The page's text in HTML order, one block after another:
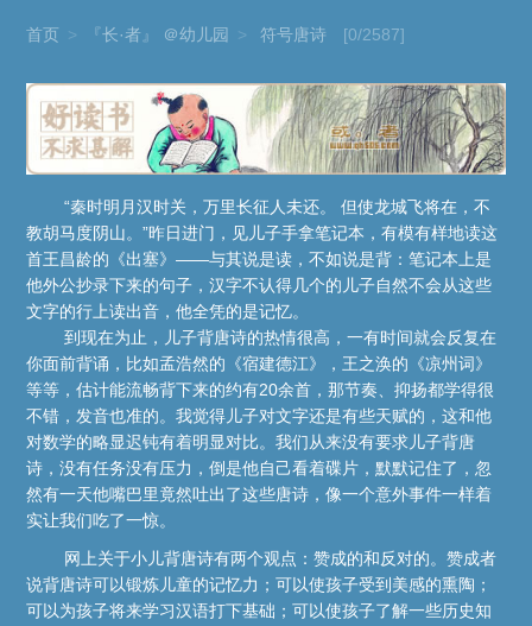
首页 > 『长·者』 ＠幼儿园 > 符号唐诗 [0/2587]
“秦时明月汉时关，万里长征人未还。 但使龙城飞将在，不
教胡马度阴山。”昨日进门，见儿子手拿笔记本，有模有样地读这
首王昌龄的《出塞》——与其说是读，不如说是背：笔记本上是
他外公抄录下来的句子，汉字不认得几个的儿子自然不会从这些
文字的行上读出音，他全凭的是记忆。
到现在为止，儿子背唐诗的热情很高，一有时间就会反复在
你面前背诵，比如孟浩然的《宿建德江》，王之涣的《凉州词》
等等，估计能流畅背下来的约有20余首，那节奏、抑扬都学得很
不错，发音也准的。我觉得儿子对文字还是有些天赋的，这和他
对数学的略显迟钝有着明显对比。我们从来没有要求儿子背唐
诗，没有任务没有压力，倒是他自己看着碟片，默默记住了，忽
然有一天他嘴巴里竟然吐出了这些唐诗，像一个意外事件一样着
实让我们吃了一惊。
网上关于小儿背唐诗有两个观点：赞成的和反对的。赞成者
说背唐诗可以锻炼儿童的记忆力；可以使孩子受到美感的熏陶；
可以为孩子将来学习汉语打下基础；可以使孩子了解一些历史知